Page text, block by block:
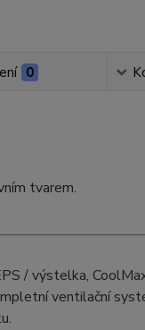
0
tvarem.
/ výstelka,
ventilační